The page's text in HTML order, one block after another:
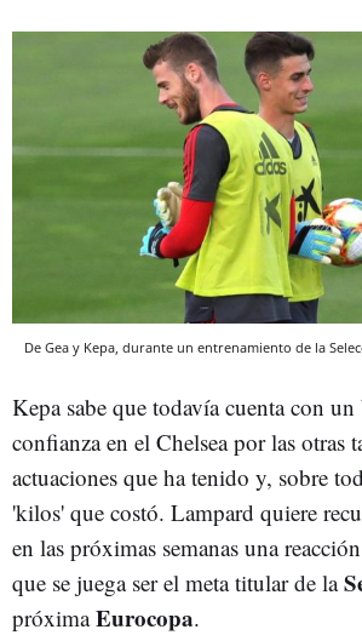
De Gea y Kepa, durante un entrenamiento de la
Kepa sabe que todavía cuenta con
confianza en el Chelsea por las otras
actuaciones que ha tenido y, sobre
'kilos' que costó. Lampard quiere
en las próximas semanas una
que se juega ser el meta titular de la
próximaEurocopa.